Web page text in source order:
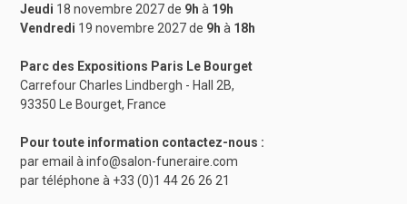
Jeudi 18 novembre 2027 de 9hà 19h
Vendredi 19 novembre 2027 de 9hà 18h
Parc des Expositions Paris Le Bourget
Carrefour Charles Lindbergh - Hall 2B,
93350 Le Bourget, France
Pour toute information contactez-nous :
par email àinfo@salon-funeraire.com
par téléphone à +33 (0)1 44 26 26 21